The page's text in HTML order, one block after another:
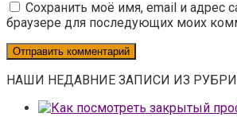
Сохранить моё имя, email и адрес
браузере для последующих моих
НАШИ НЕДАВНИЕ ЗАПИСИ ИЗ